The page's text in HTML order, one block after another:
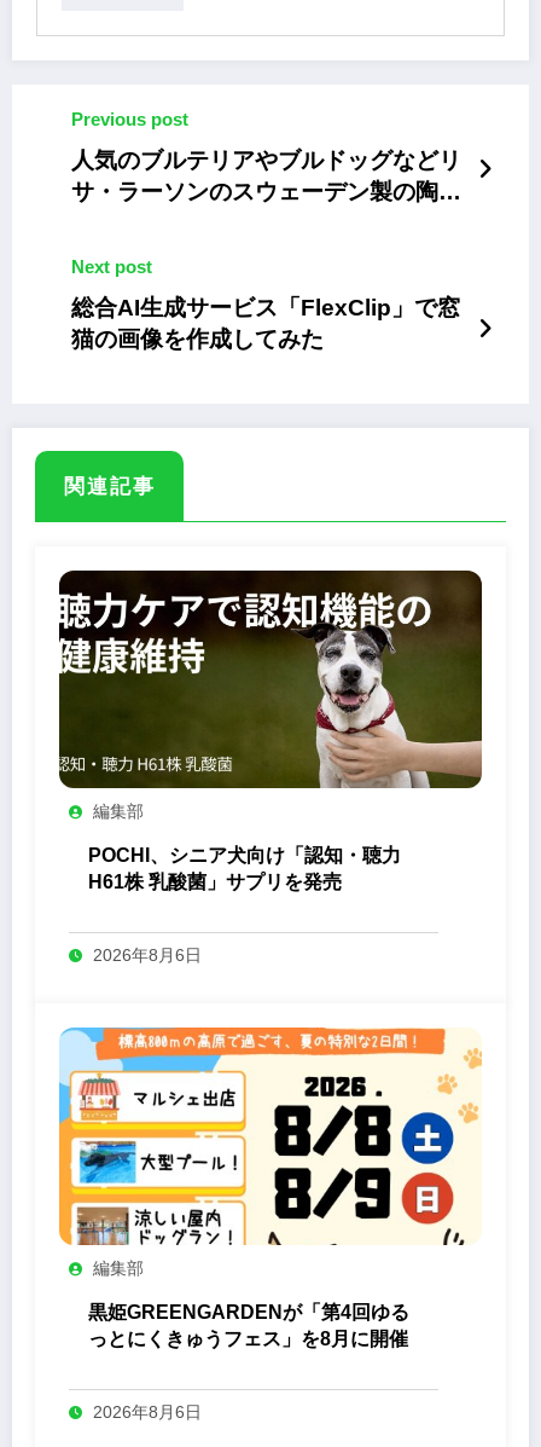
Previous post
人気のブルテリアやブルドッグなどリ
サ・ラーソンのスウェーデン製の陶器
Next post
総合AI生成サービス「FlexClip」で窓
猫の画像を作成してみた
関連記事
編集部
POCHI、シニア犬向け「認知・聴力
H61株 乳酸菌」サプリを発売
2026年8月6日
編集部
黒姫GREENGARDENが「第4回ゆる
っとにくきゅうフェス」を8月に開催
2026年8月6日